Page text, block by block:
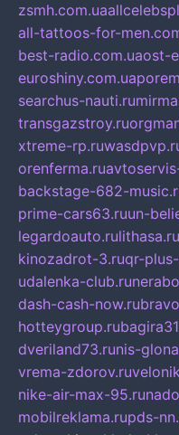
zsmh.com.ua
all-tattoos-for-
best-radio.com.uaost-
euroshiny.com.ua
searchus-nauti.ru
transgazstroy.ru
xtreme-rp.ru
orenferma.ru
backstage-682-
prime-cars63.ruun-
legardoauto.rulithasa.ru
kinozadrot-3.ruqr-
udalenka-club.ru
dash-cash-now.ru
hotteygroup.ru
dveriland73.runis-
vrema-zdorov.ru
nike-air-max-95.ru
mobilreklama.rupds-